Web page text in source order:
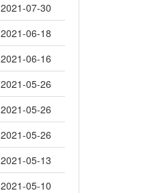
2021-07-30
2021-06-18
2021-06-16
2021-05-26
2021-05-26
2021-05-26
2021-05-13
2021-05-10